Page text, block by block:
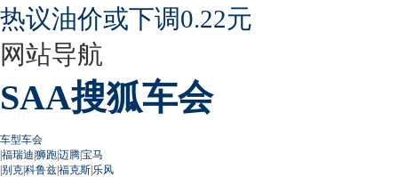
热议油价或下调0.22元
网站导航
SAA搜狐车会
车型车会
|福瑞迪|狮跑|迈腾|宝马
|别克|科鲁兹|福克斯|乐风